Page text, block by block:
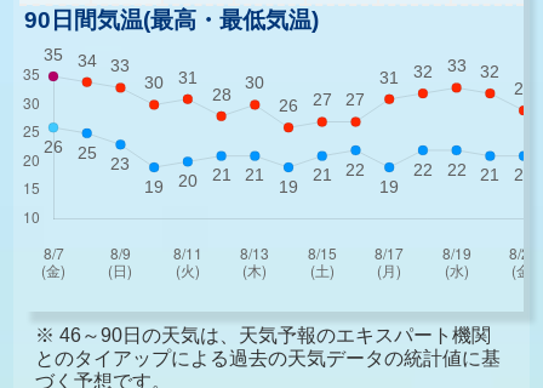
90日間気温(最高・最低気温)
※ 46～90日の天気は、天気予報のエキスパート機関
とのタイアップによる過去の天気データの統計値に基
づく予想です。